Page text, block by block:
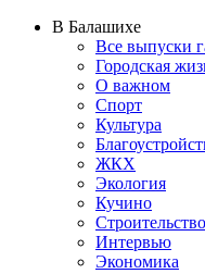
В Балашихе
Все выпуски
Городская
О важном
Спорт
Культура
ЖКХ
Экология
Кучино
Строительство
Интервью
Экономика